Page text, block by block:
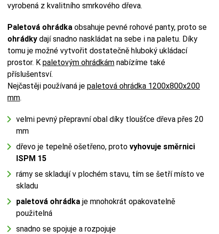
vyrobená z kvalitního smrkového dřeva.
Paletová ohrádka obsahuje pevné rohové panty, proto se
ohrádky dají snadno naskládat na sebe i na paletu. Díky
tomu je možné vytvořit dostatečně hluboký ukládací
prostor. K paletovým ohrádkám nabízíme také
příslušentsví.
Nejčastěji používaná je paletová ohrádka 1200x800x200
mm.
velmi pevný přepravní obal díky tloušťce dřeva přes 20
mm
dřevo je tepelně ošetřeno, proto vyhovuje směrnici
ISPM 15
rámy se skladují v plochém stavu, tím se šetří místo ve
skladu
paletová ohrádka je mnohokrát opakovatelně
použitelná
snadno se spojuje a rozpojuje